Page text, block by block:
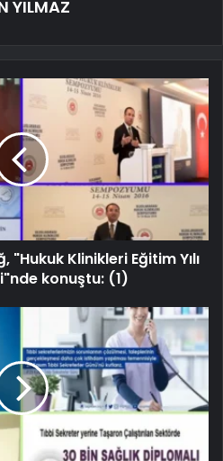
YILMAZ
"Hukuk Klinikleri Eğitim Yılı
konuştu: (1)